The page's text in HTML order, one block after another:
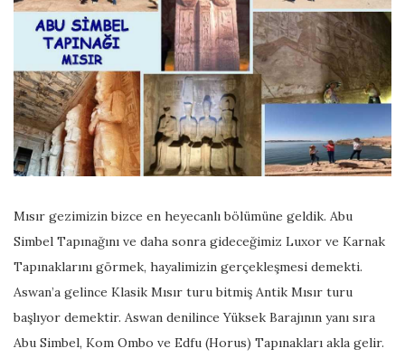
Mısır gezimizin bizce en heyecanlı bölümüne geldik. Abu
Simbel Tapınağını ve daha sonra gideceğimiz Luxor ve Karnak
Tapınaklarını görmek, hayalimizin gerçekleşmesi demekti.
Aswan’a gelince Klasik Mısır turu bitmiş Antik Mısır turu
başlıyor demektir. Aswan denilince Yüksek Barajının yanı sıra
Abu Simbel, Kom Ombo ve Edfu (Horus) Tapınakları akla gelir.